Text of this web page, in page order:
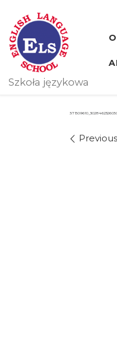
Skip to content
Szkoła językowa
Previous